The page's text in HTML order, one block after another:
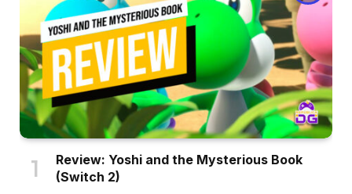
Review: Yoshi and the Mysterious Book
(Switch 2)